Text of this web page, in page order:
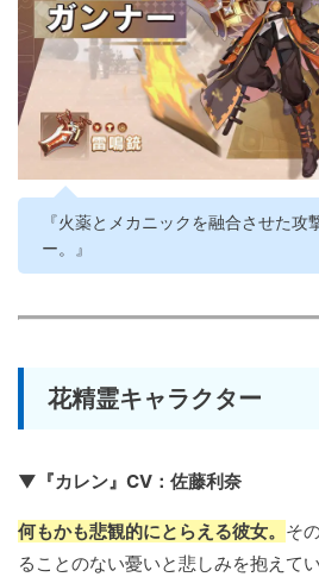
『火薬とメカニックを融合させた攻
ー。』
花精霊キャラクター
▼『カレン』CV：佐藤利奈
何もかも悲観的にとらえる彼女。 そ
ることのない憂いと悲しみを抱えてい